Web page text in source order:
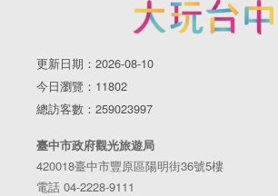
更新日期：2026-08-10
今日瀏覽：11802
總訪客數：259023997
臺中市政府觀光旅遊局
420018臺中市豐原區陽明街36號5樓
電話 04-2228-9111